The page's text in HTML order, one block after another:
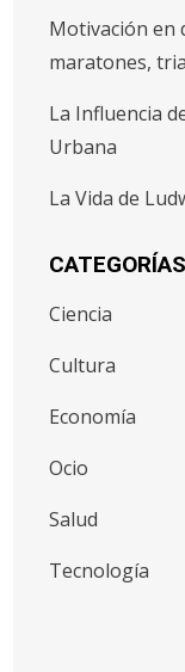
Motivación en
maratones,
La Influencia
Urbana
La Vida de
CATEGORÍAS
Ciencia
Cultura
Economía
Ocio
Salud
Tecnología